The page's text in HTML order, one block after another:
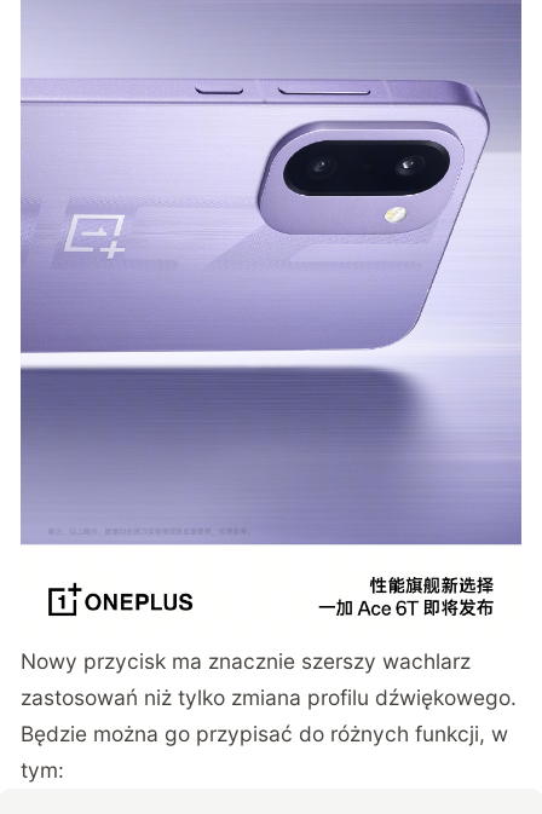
Nowy przycisk ma znacznie szerszy wachlarz
zastosowań niż tylko zmiana profilu dźwiękowego.
Będzie można go przypisać do różnych funkcji, w
tym: